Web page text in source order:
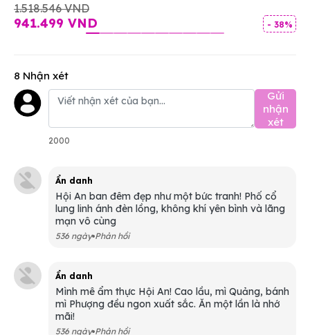
1.518.546 VND
941.499 VND - 38%
8 Nhận xét
Gửi
nhận
xét
2000
Ẩn danh
Hội An ban đêm đẹp như một bức tranh! Phố cổ
lung linh ánh đèn lồng, không khí yên bình và lãng
mạn vô cùng
536 ngày Phản hồi
Ẩn danh
Mình mê ẩm thực Hội An! Cao lầu, mì Quảng, bánh
mì Phượng đều ngon xuất sắc. Ăn một lần là nhớ
mãi!
536 ngày Phản hồi